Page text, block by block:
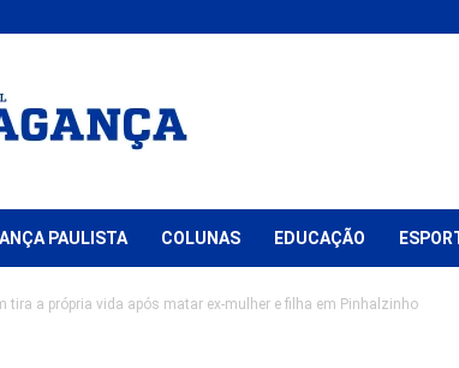
PAULISTA COLUNAS EDUCAÇÃO
tira a própria vida após matar ex-mulher e filha em Pinhalzinho